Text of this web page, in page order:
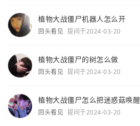
植物大战僵尸机器人怎么开
回头看见 提问于2024-03-20
植物大战僵尸的树怎么做
回头看见 提问于2024-03-20
植物大战僵尸怎么把迷惑菇唤醒
回头看见 提问于2024-03-20